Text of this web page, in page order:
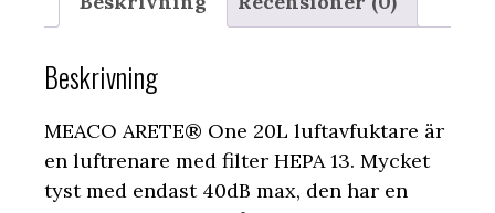
Beskrivning
MEACO ARETE® One 20L luftavfuktare är
en luftrenare med filter HEPA 13. Mycket
tyst med endast 40dB max, den har en